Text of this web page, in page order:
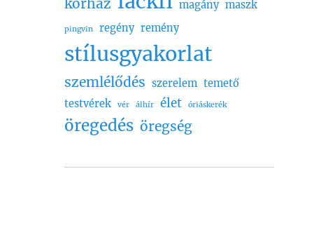
kórház magány maszk
pingvin regény remény
stílusgyakorlat
szemlélődés szerelem temető
testvérek
vér álhír élet óriáskerék
öregedés öregség